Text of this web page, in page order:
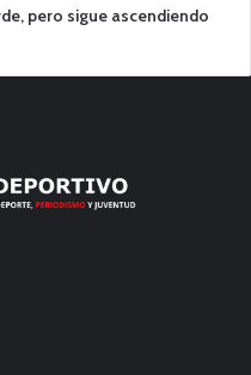
pero sigue ascendiendo